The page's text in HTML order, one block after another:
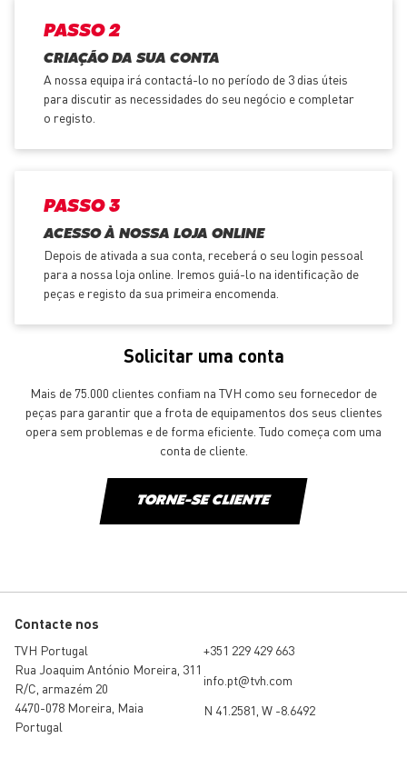
PASSO 2
CRIAÇÃO DA SUA CONTA
A nossa equipa irá contactá-lo no período de 3 dias úteis
para discutir as necessidades do seu negócio e completar
o registo.
PASSO 3
ACESSO À NOSSA LOJA ONLINE
Depois de ativada a sua conta, receberá o seu login pessoal
para a nossa loja online. Iremos guiá-lo na identificação de
peças e registo da sua primeira encomenda.
Solicitar uma conta
Mais de 75.000 clientes confiam na TVH como seu fornecedor de
peças para garantir que a frota de equipamentos dos seus clientes
opera sem problemas e de forma eficiente. Tudo começa com uma
conta de cliente.
TORNE-SE CLIENTE
Contacte nos
TVH Portugal
Rua Joaquim António Moreira, 311
R/C, armazém 20
4470-078 Moreira, Maia
Portugal
+351 229 429 663
info.pt@tvh.com
N 41.2581, W -8.6492